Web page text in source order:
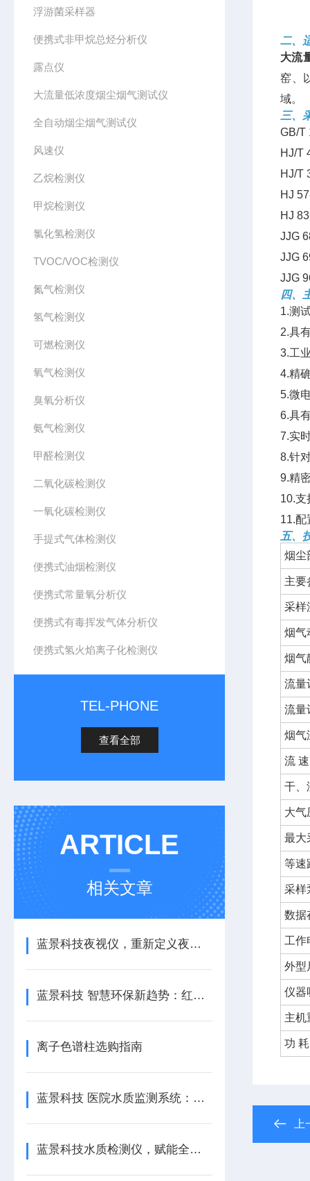
浮游菌采样器
便携式非甲烷总烃分析仪
露点仪
大流量低浓度烟尘烟气测试仪
全自动烟尘烟气测试仪
风速仪
乙烷检测仪
甲烷检测仪
氯化氢检测仪
TVOC/VOC检测仪
氮气检测仪
氢气检测仪
可燃检测仪
氧气检测仪
臭氧分析仪
氨气检测仪
甲醛检测仪
二氧化碳检测仪
一氧化碳检测仪
手提式气体检测仪
便携式油烟检测仪
便携式常量氧分析仪
便携式有毒挥发气体分析仪
便携式氢火焰离子化检测仪
TEL-PHONE
查看全部
ARTICLE
相关文章
蓝景科技夜视仪，重新定义夜间观测
蓝景科技 智慧环保新趋势：红外分光测油仪如何融入数字化实验室
离子色谱柱选购指南
蓝景科技 医院水质监测系统：如何通过科技手段提升水质管理水平？
蓝景科技水质检测仪，赋能全领域水质安全管控
二、
大流
窑、
域。
三、
GB/T
HJ/T
HJ/T
HJ
HJ
JJG
JJG
JJG
四、
1.测
2.具
3.工
4.精
5.微
6.具
7.实
8.针
9.精
10.支
11.配
五、
烟尘
主要
采样
烟气
烟气
流量
流量
烟气
流 速
干、
大气
最大
等速
采样
数据
工作
外型
仪器
主机
功 耗